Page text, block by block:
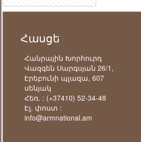
Հասցե
Հանրային Խորհուրդ
Վազգեն Սարգսյան 26/1,
Էրեբունի պլազա, 607
սենյակ
Հեռ. : (+37410) 52-34-48
Էլ. փոստ :
info@armnational.am